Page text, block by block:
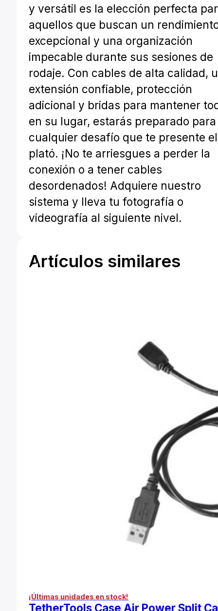
y versátil es la elección perfecta
aquellos que buscan un
excepcional y una organización
impecable durante sus sesiones de
rodaje. Con cables de alta calidad,
extensión confiable, protección
adicional y bridas para mantener
en su lugar, estarás preparado para
cualquier desafío que te presente el
plató. ¡No te arriesgues a perder la
conexión o a tener cables
desordenados! Adquiere nuestro
sistema y lleva tu fotografía o
videografía al siguiente nivel.
Artículos similares
¡Últimas unidades en stock!
TetherTools Case Air Power Split